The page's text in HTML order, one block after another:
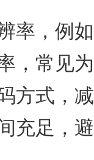
率，例
，常见
方式，
充足，